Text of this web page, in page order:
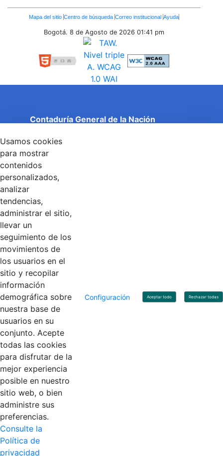
Enlaces
Inferiores
Mapa del sitio Centro de búsqueda Correo institucional Ayuda
Bogotá. 8 de Agosto de 2026 01:41 pm
Contaduría General de la Nación
Entidad adscrita al Ministerio de Hacienda y Crédito
Público
Torre 1 (Aire) - Piso 15, Bogotá D.C., Colombia
Código Postal: 111071
Linkedin
Contacto
Línea de servicio al ciudadano: +57(601) 492 64 00
Correo Institucional:
Correo de notificaciones judiciales:
notificacionjudicial@contaduria.gov.co
Correo de Asuntos disciplinarios:
asuntosdisciplinarios@contaduria.gov.co
Línea Anticorrupción: +57(601) 492 64 00 Ext. 4
Política de privacidad y protección de datos personales
Política de derechos de autor
Términos y condiciones de uso
© Copyright 2026 - Todos los derechos reservados
Gobierno de Colombia
Usamos cookies
para mostrar
contenidos
personalizados,
analizar
tendencias,
administrar el sitio,
llevar un
seguimiento de los
movimientos de
los usuarios en el
sitio y recopilar
información
demográfica sobre
nuestra base de
usuarios en su
conjunto. Acepte
todas las cookies
para disfrutar de la
mejor experiencia
posible en nuestro
sitio web, o bien
administre sus
preferencias.
Consulte la
Política de
privacidad
Configuración Aceptar todo Rechazar todas